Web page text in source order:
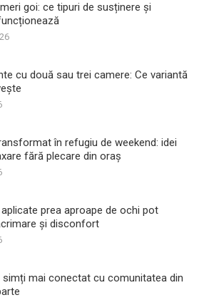
goi: ce tipuri de susținere și
cu două sau trei camere: Ce variantă
în refugiu de weekend: idei
fără plecare din oraș
prea aproape de ochi pot
și disconfort
simți mai conectat cu comunitatea din